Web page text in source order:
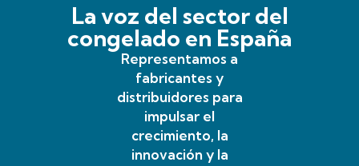
La voz del sector del
congelado en España
Representamos a
fabricantes y
distribuidores para
impulsar el
crecimiento, la
innovación y la